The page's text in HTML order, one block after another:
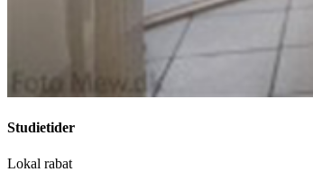
Studietider
Lokal rabat